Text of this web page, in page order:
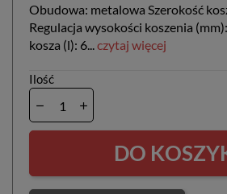
Obudowa: metalowa Szerokość
Regulacja wysokości koszenia
kosza (l): 6...czytaj więcej
Ilość
DO